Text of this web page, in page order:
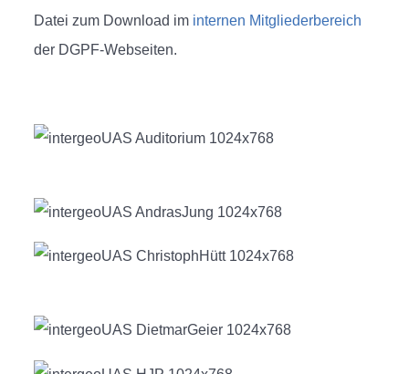
Datei zum Download im internen Mitgliederbereich
der DGPF-Webseiten.